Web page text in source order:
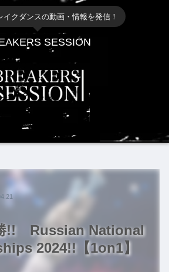
イクダンスの動画・情報を発信！
SESSION
!! Russian National
2024!!【1on1】